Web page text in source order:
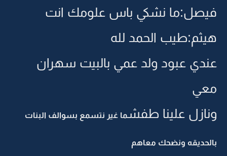
فيصل:ما نشكي باس علومك انت
هيثم:طيب الحمد لله
عندي عبود ولد عمي بالبيت سهران
معي
ونازل علينا طفشما غير نتسمع بسوالف البنات
بالحديقه ونضحك معاهم